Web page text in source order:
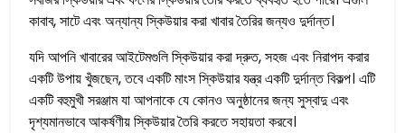
কাবাব, সাটে এবং অন্যান্য স্কিউয়ার করা খাবার তৈরির জন্যও দুর্দান্ত।
যদি আপনি খাবারের আইটেমগুলি স্কিউয়ার করা দ্রুত, সহজ এবং নিরাপদ করার
একটি উপায় খুঁজছেন, তবে একটি মাংস স্কিউয়ার যন্ত্র একটি দুর্দান্ত বিকল্প। এটি
একটি বহুমুখী সরঞ্জাম যা আপনাকে যে কোনও অনুষ্ঠানের জন্য সুস্বাদু এবং
দৃশ্যমানভাবে আকর্ষণীয় স্কিউয়ার তৈরি করতে সহায়তা করবে।